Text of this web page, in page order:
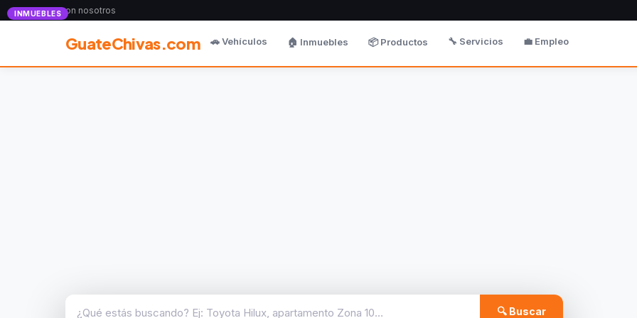
Anunciate con nosotros
GuateChivas.com 🚗 Vehículos 🏠 Inmuebles 📦 Productos 🔧 Servicios 💼 Empleo
🔍 Buscar
INMUEBLES